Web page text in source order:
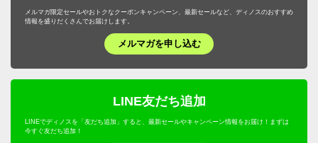
メルマガ限定セールやおトクなクーポンキャンペーン、最新セールなど、ディノスのおすすめ
情報を盛りだくさんでお届けします。
メルマガを申し込む
LINE友だち追加
LINEでディノスを「友だち追加」すると、最新セールやキャンペーン情報をお届け！まずは
今すぐ友だち追加！